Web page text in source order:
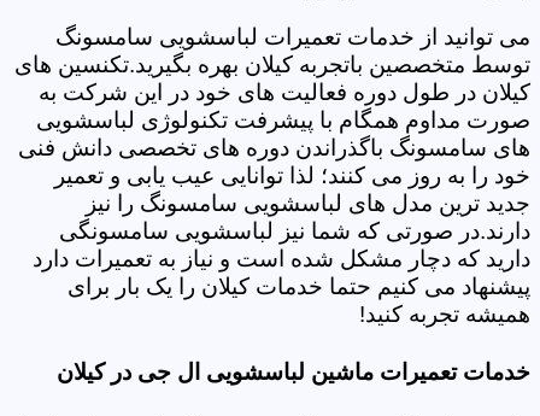
می توانید از خدمات تعمیرات لباسشویی سامسونگ
توسط متخصصین باتجربه کیلان بهره بگیرید.تکنسین های
کیلان در طول دوره فعالیت های خود در این شرکت به
صورت مداوم همگام با پیشرفت تکنولوژی لباسشویی
های سامسونگ باگذراندن دوره های تخصصی دانش فنی
خود را به روز می کنند؛ لذا توانایی عیب یابی و تعمیر
جدید ترین مدل های لباسشویی سامسونگ را نیز
دارند.در صورتی که شما نیز لباسشویی سامسونگی
دارید که دچار مشکل شده است و نیاز به تعمیرات دارد
پیشنهاد می کنیم حتما خدمات کیلان را یک بار برای
همیشه تجربه کنید!
خدمات تعمیرات ماشین لباسشویی ال جی در کیلان